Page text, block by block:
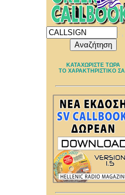
ΚΑΤΑΧΩΡΙΣΤΕ ΤΩΡΑ
ΤΟ ΧΑΡΑΚΤΗΡΙΣΤΙΚΟ